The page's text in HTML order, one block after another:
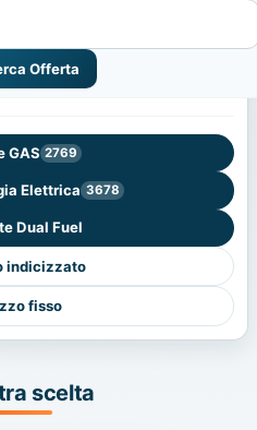
Offerta
GAS 2769
Elettrica 3678
Dual Fuel
indicizzato
fisso
scelta